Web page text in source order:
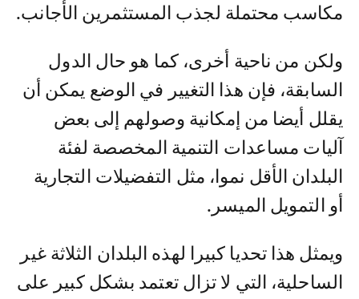
مكاسب محتملة لجذب المستثمرين الأجانب.
ولكن من ناحية أخرى، كما هو حال الدول
السابقة، فإن هذا التغيير في الوضع يمكن أن
يقلل أيضا من إمكانية وصولهم إلى بعض
آليات مساعدات التنمية المخصصة لفئة
البلدان الأقل نموا، مثل التفضيلات التجارية
أو التمويل الميسر.
ويمثل هذا تحديا كبيرا لهذه البلدان الثلاثة غير
الساحلية، التي لا تزال تعتمد بشكل كبير على